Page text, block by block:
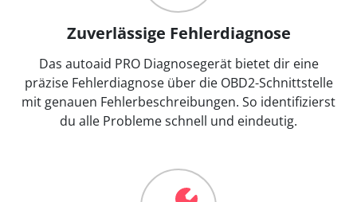
Zuverlässige Fehlerdiagnose
Das autoaid PRO Diagnosegerät bietet dir eine
präzise Fehlerdiagnose über die OBD2-Schnittstelle
mit genauen Fehlerbeschreibungen. So identifizierst
du alle Probleme schnell und eindeutig.